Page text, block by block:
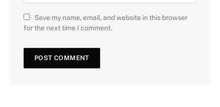
Save my name, email, and website in this browser
for the next time I comment.